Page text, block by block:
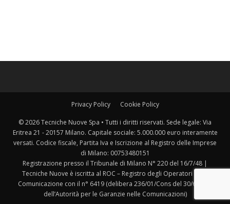
Privacy Policy Cookie Policy
© 2026 Tecniche Nuove Spa • Tutti i diritti riservati. Sede legale: Via
Eritrea 21 - 20157 Milano. Capitale sociale: 5.000.000 euro interamente
versati. Codice fiscale, Partita Iva e Iscrizione al Registro delle Imprese
di Milano: 00753480151
Registrazione presso il Tribunale di Milano N° 220 del 16/7/48 |
Tecniche Nuove è iscritta al ROC – Registro degli Operatori della
Comunicazione con il n° 6419 (delibera 236/01/Cons del 30/6/2001
dell’Autorità per le Garanzie nelle Comunicazioni)